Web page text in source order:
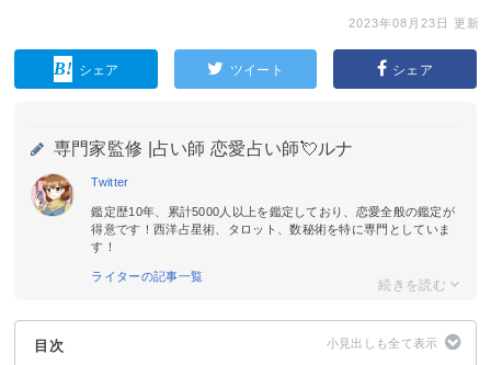
2023年08月23日 更新
シェア ツイート シェア
専門家監修 | 占い師 恋愛占い師💘ルナ
Twitter
鑑定歴10年、累計5000人以上を鑑定しており、恋愛全般の鑑定が
得意です！西洋占星術、タロット、数秘術を特に専門としていま
す！
ライターの記事一覧
目次